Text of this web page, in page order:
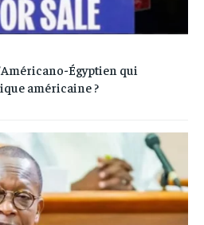
Égyptien qui
américaine ?